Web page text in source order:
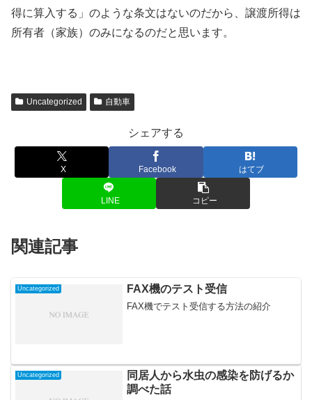
得に算入する」のような条文はないのだから、譲渡所得は
所有者（家族）のみになるのだと思います。
Uncategorized 自動車
シェアする
X Facebook はてブ
LINE コピー
関連記事
Uncategorized FAX機のテスト受信
FAX機でテスト受信する方法の紹介
Uncategorized
同居人から水虫の感染を防げるか
調べた話